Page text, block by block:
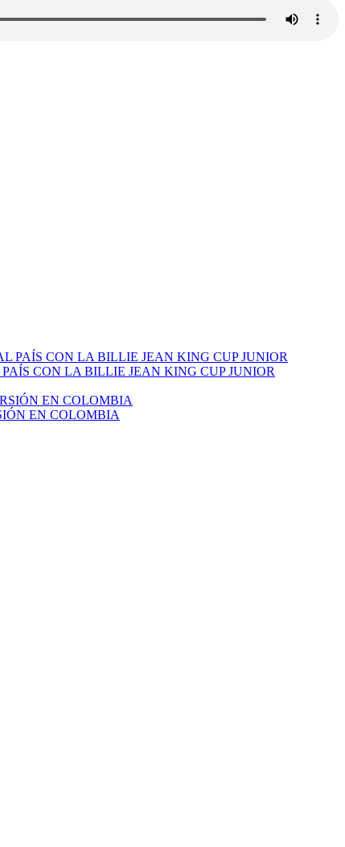
CON LA BILLIE JEAN KING CUP JUNIOR
EN COLOMBIA